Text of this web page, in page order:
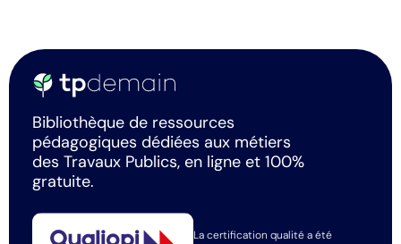
Bibliothèque de ressources
pédagogiques dédiées aux métiers
des Travaux Publics, en ligne et 100%
gratuite.
La certification qualité a été